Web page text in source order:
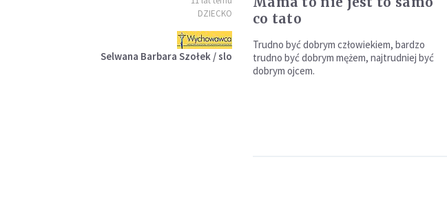
DZIECKO
Selwana Barbara Szołek / slo
co tato
Trudno być dobrym człowiekiem, bardzo
trudno być dobrym mężem, najtrudniej być
dobrym ojcem.